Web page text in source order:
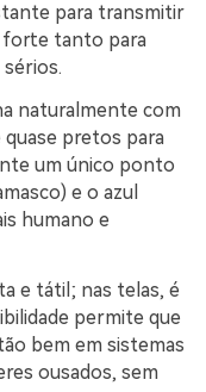
para transmitir
forte tanto para
naturalmente com
quase pretos para
um único ponto
e o azul
humano e
e tátil; nas telas, é
permite que
bem em sistemas
ousados, sem